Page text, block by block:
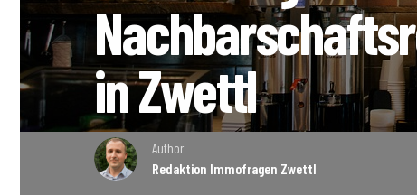
in Zwettl
Author
Redaktion Immofragen Zwettl